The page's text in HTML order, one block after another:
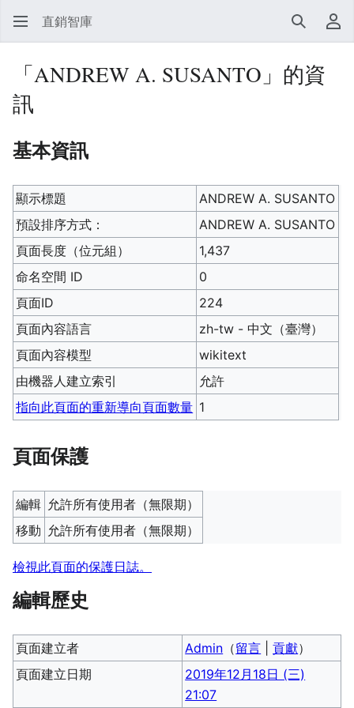
直銷智庫 搜尋 使
「ANDREW A. SUSANTO」的資
訊
基本資訊
顯示標題
ANDREW A. SUSANTO
預設排序方式：
ANDREW A. SUSANTO
頁面長度（位元組）
1,437
命名空間 ID
0
頁面ID
224
頁面內容語言
zh-tw - 中文（臺灣）
頁面內容模型
wikitext
由機器人建立索引
允許
指向此頁面的重新導向頁面數量 1
頁面保護
編輯 允許所有使用者​（無限期）
移動 允許所有使用者​（無限期）
檢視此頁面的保護日誌。
編輯歷史
頁面建立者 Admin （留言 |貢獻）
頁面建立日期
2019年12月18日 (三)
21:07